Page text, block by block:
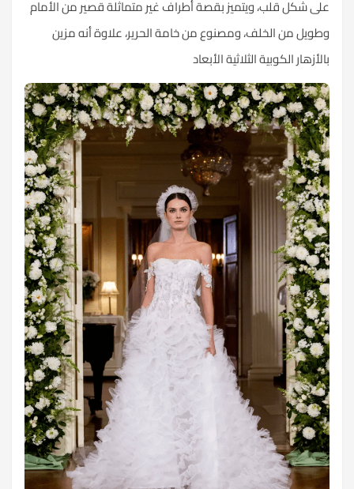
على شكل قلب، ويتميز بقصة أطراف غير متماثلة قصير من الأمام
وطويل من الخلف، ومصنوع من خامة الحرير، علاوة أنه مزين
بالأزهار الكوبية الثلاثية الأبعاد